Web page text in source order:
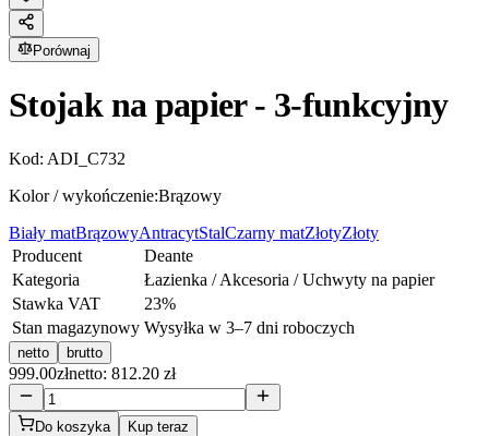
Porównaj
Stojak na papier - 3-funkcyjny
Kod: ADI_C732
Kolor / wykończenie:Brązowy
Biały matBrązowyAntracytStalCzarny matZłotyZłoty
Producent
Deante
Kategoria
Łazienka / Akcesoria / Uchwyty na papier
Stawka VAT
23%
Stan magazynowy Wysyłka w 3–7 dni roboczych
netto brutto
999.00złnetto: 812.20 zł
Do koszyka Kup teraz